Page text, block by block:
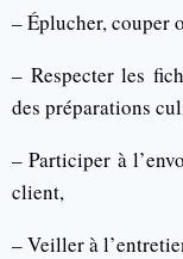
– Éplucher, couper
– Respecter les
des préparations
– Participer à
client,
– Veiller à